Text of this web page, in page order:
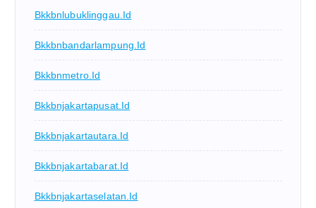
Bkkbnlubuklinggau.id
Bkkbnbandarlampung.id
Bkkbnmetro.id
Bkkbnjakartapusat.id
Bkkbnjakartautara.id
Bkkbnjakartabarat.id
Bkkbnjakartaselatan.id